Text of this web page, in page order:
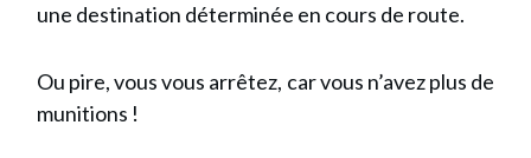
une destination déterminée en cours de route.
Ou pire, vous vous arrêtez, car vous n’avez plus de
munitions !